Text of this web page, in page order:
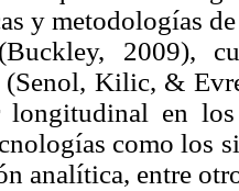
y metodologías
2009),
(Senol, Kilic, &
longitudinal en
como los
analítica, entre